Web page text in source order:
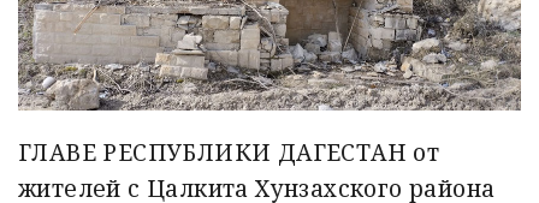
ГЛАВЕ РЕСПУБЛИКИ ДАГЕСТАН от
жителей с Цалкита Хунзахского района